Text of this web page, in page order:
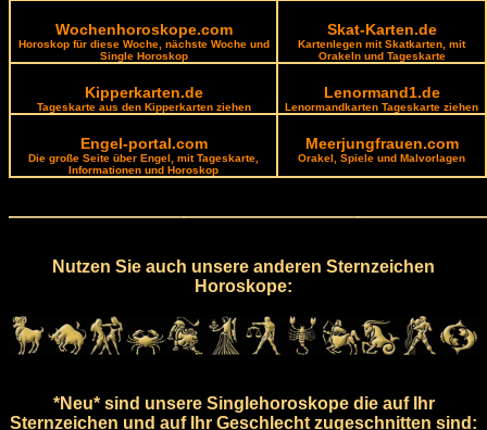
Wochenhoroskope.com
Horoskop für diese Woche, nächste Woche und
Single Horoskop
Skat-Karten.de
Kartenlegen mit Skatkarten, mit
Orakeln und Tageskarte
Kipperkarten.de
Tageskarte aus den Kipperkarten ziehen
Lenormand1.de
Lenormandkarten Tageskarte ziehen
Engel-portal.com
Die große Seite über Engel, mit Tageskarte,
Informationen und Horoskop
Meerjungfrauen.com
Orakel, Spiele und Malvorlagen
Nutzen Sie auch unsere anderen Sternzeichen
Horoskope:
*Neu* sind unsere Singlehoroskope die auf Ihr
Sternzeichen und auf Ihr Geschlecht zugeschnitten sind: